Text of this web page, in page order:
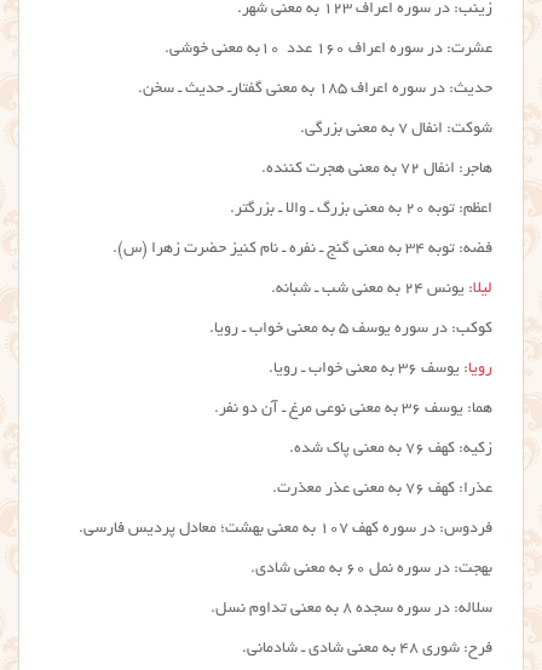
زینب: در سوره اعراف ۱۲۳ به معنی شهر.
عشرت: در سوره اعراف ۱۶۰ عدد ۱۰به معنی خوشی.
حدیث: در سوره اعراف ۱۸۵ به معنی گفتارـ حدیث ـ سخن.
شوکت: انفال ۷ به معنی بزرگی.
هاجر: انفال ۷۲ به معنی هجرت کننده.
اعظم: توبه ۲۰ به معنی بزرگ ـ والا ـ بزرگتر.
فضه: توبه ۳۴ به معنی گنج ـ نفره ـ نام کنیز حضرت زهرا (س).
لیلا: یونس ۲۴ به معنی شب ـ شبانه.
کوکب: در سوره یوسف ۵ به معنی خواب ـ رویا.
رویا: یوسف ۳۶ به معنی خواب ـ رویا.
هما: یوسف ۳۶ به معنی نوعی مرغ ـ آن دو نفر.
زکیه: کهف ۷۶ به معنی پاک شده.
عذرا: کهف ۷۶ به معنی عذر معذرت.
فردوس: در سوره کهف ۱۰۷ به معنی بهشت؛ معادل پردیس فارسی.
بهجت: در سوره نمل ۶۰ به معنی شادی.
سلاله: در سوره سجده ۸ به معنی تداوم نسل.
فرح: شوری ۴۸ به معنی شادی ـ شادمانی.